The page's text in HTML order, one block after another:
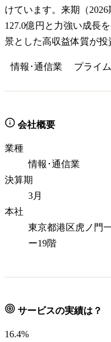
けています。来期（
127.0億円と力強い成長
景とした高収益体質が投
情報･通信業 プライム
会社概要
業種
情報･通信業
決算期
3月
本社
東京都港区虎ノ門
ー19階
サービスの実績は？
16.4%